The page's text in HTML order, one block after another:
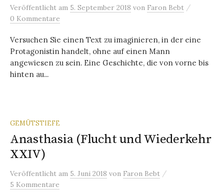
Veröffentlicht am 5. September 2018 von Faron Bebt /
0 Kommentare
Versuchen Sie einen Text zu imaginieren, in der eine
Protagonistin handelt, ohne auf einen Mann
angewiesen zu sein. Eine Geschichte, die von vorne bis
hinten au...
GEMÜTSTIEFE
Anasthasia (Flucht und Wiederkehr
XXIV)
Veröffentlicht am 5. Juni 2018 von Faron Bebt /
5 Kommentare